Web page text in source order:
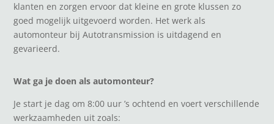
klanten en zorgen ervoor dat kleine en grote klussen zo
goed mogelijk uitgevoerd worden. Het werk als
automonteur bij Autotransmission is uitdagend en
gevarieerd.
Wat ga je doen als automonteur?
Je start je dag om 8:00 uur ’s ochtend en voert verschillende
werkzaamheden uit zoals: